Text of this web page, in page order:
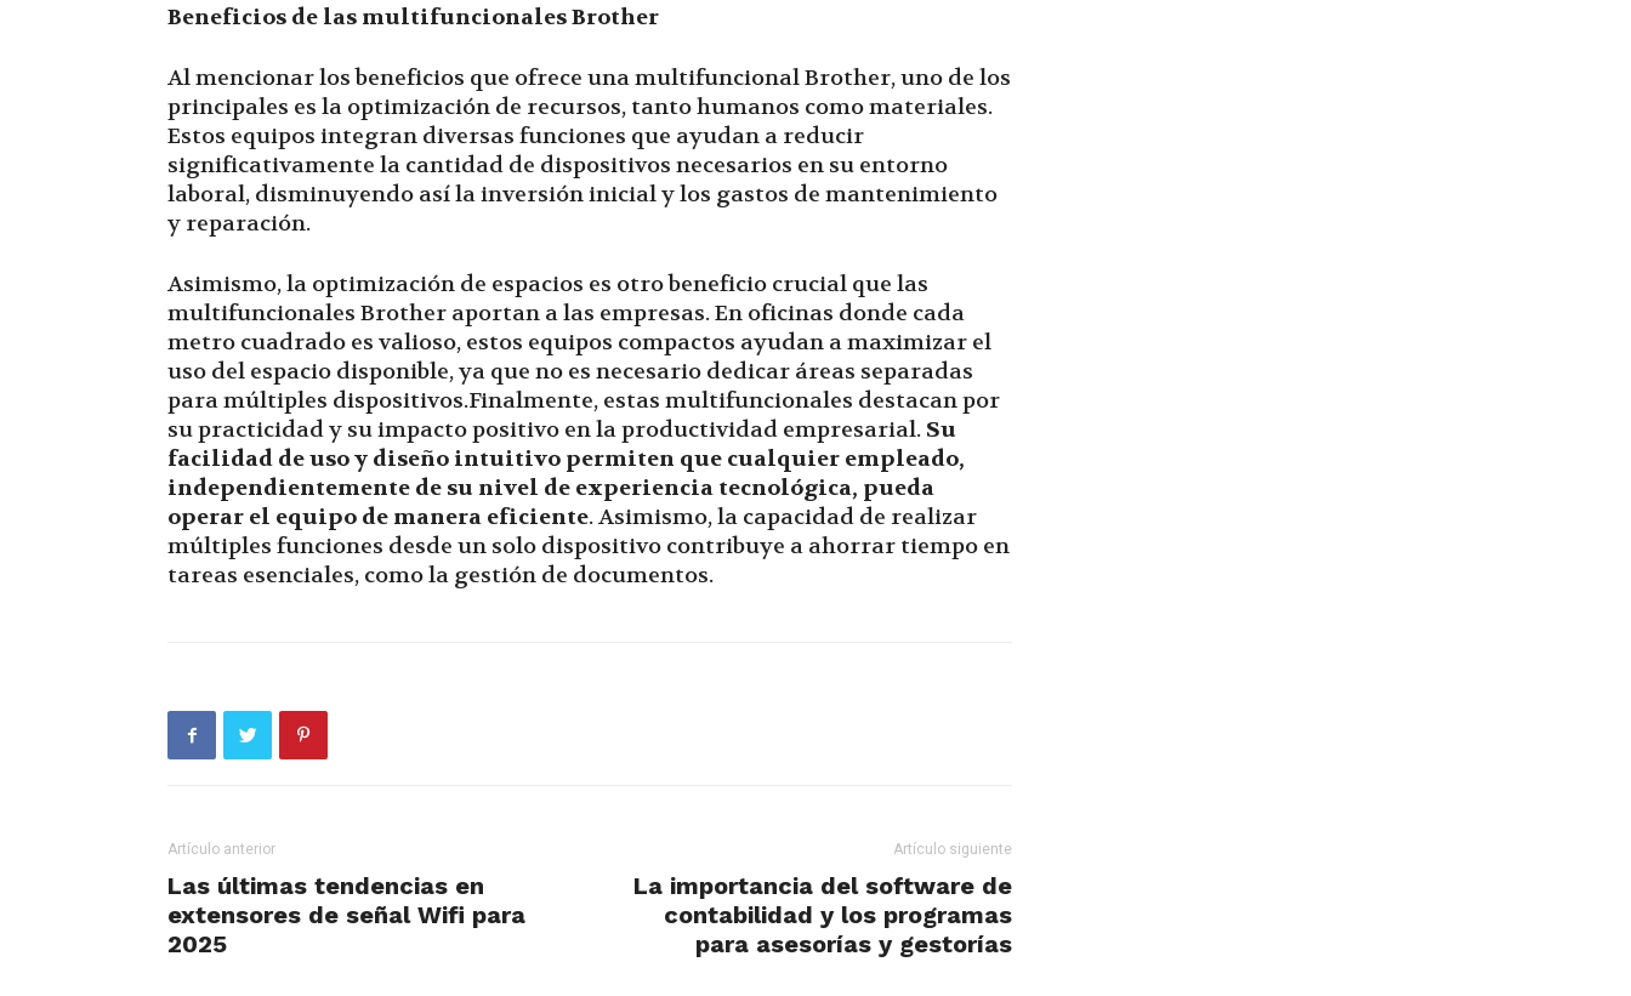
Beneficios de las multifuncionales Brother
Al mencionar los beneficios que ofrece una multifuncional Brother, uno de los
principales es la optimización de recursos, tanto humanos como materiales.
Estos equipos integran diversas funciones que ayudan a reducir
significativamente la cantidad de dispositivos necesarios en su entorno
laboral, disminuyendo así la inversión inicial y los gastos de mantenimiento
y reparación.
Asimismo, la optimización de espacios es otro beneficio crucial que las
multifuncionales Brother aportan a las empresas. En oficinas donde cada
metro cuadrado es valioso, estos equipos compactos ayudan a maximizar el
uso del espacio disponible, ya que no es necesario dedicar áreas separadas
para múltiples dispositivos.Finalmente, estas multifuncionales destacan por
su practicidad y su impacto positivo en la productividad empresarial. Su
facilidad de uso y diseño intuitivo permiten que cualquier empleado,
independientemente de su nivel de experiencia tecnológica, pueda
operar el equipo de manera eficiente. Asimismo, la capacidad de realizar
múltiples funciones desde un solo dispositivo contribuye a ahorrar tiempo en
tareas esenciales, como la gestión de documentos.
Artículo anterior
Las últimas tendencias en
extensores de señal Wifi para
2025
Artículo siguiente
La importancia del software de
contabilidad y los programas
para asesorías y gestorías